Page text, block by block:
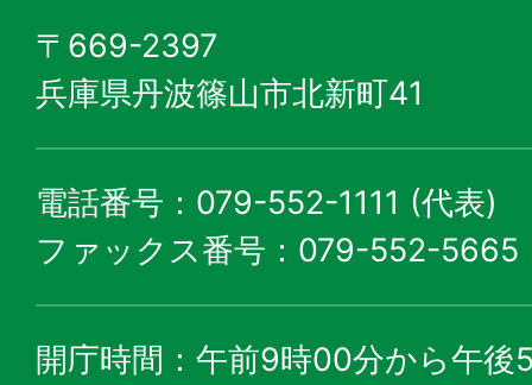
〒669-2397
兵庫県丹波篠山市北新町41
電話番号：079-552-1111 (代表)
ファックス番号：079-552-5665
開庁時間：午前9時00分から午後